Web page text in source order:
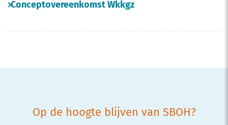
Conceptovereenkomst Wkkgz
Op de hoogte blijven van SBOH?